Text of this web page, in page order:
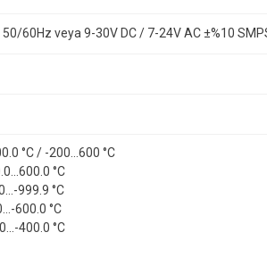
60Hz veya 9-30V DC / 7-24V AC ±%10
°C / -200...600 °C
°C
999.9 °C
600.0 °C
400.0 °C